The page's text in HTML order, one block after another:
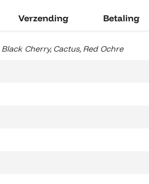
Verzending Betaling
Black Cherry, Cactus, Red Ochre